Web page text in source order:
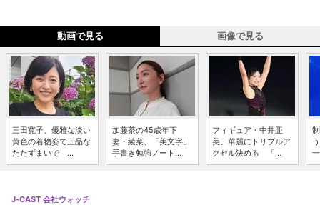
動画で見る 画像で見る
三田寛子、優雅な淡い
黄色の着物姿で上品な
たたずまいで ...
加藤茶の45歳年下
妻・綾菜、「美文字」
手書き勉強ノート...
フィギュア・中井亜
美、華麗にトリプルア
クセル決める 「...
J-CAST 会社ウォッチ